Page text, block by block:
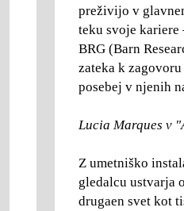
preživijo v
teku svoje
BRG (Barn
zateka k
posebej v njenih
Lucia Marques v
Z umetniško
gledalcu ustvarja
drugaen svet kot